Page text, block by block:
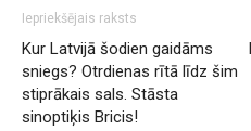
Iepriekšējais raksts
Kur Latvijā šodien gaidāms
sniegs? Otrdienas rītā līdz šim
stiprākais sals. Stāsta
sinoptiķis Bricis!